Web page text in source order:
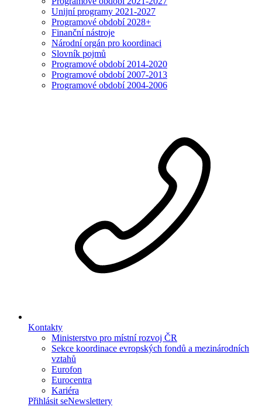
Unijní programy 2021-2027
Programové období 2028+
Finanční nástroje
Národní orgán pro koordinaci
Slovník pojmů
Programové období 2014-2020
Programové období 2007-2013
Programové období 2004-2006
Kontakty
Ministerstvo pro místní rozvoj ČR
Sekce koordinace evropských fondů a mezinárodních
vztahů
Eurofon
Eurocentra
Kariéra
Přihlásit seNewslettery